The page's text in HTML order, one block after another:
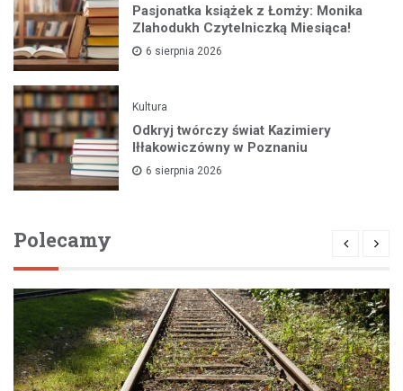
Pasjonatka książek z Łomży: Monika
Zlahodukh Czytelniczką Miesiąca!
6 sierpnia 2026
Kultura
Odkryj twórczy świat Kazimiery
Iłłakowiczówny w Poznaniu
6 sierpnia 2026
Polecamy